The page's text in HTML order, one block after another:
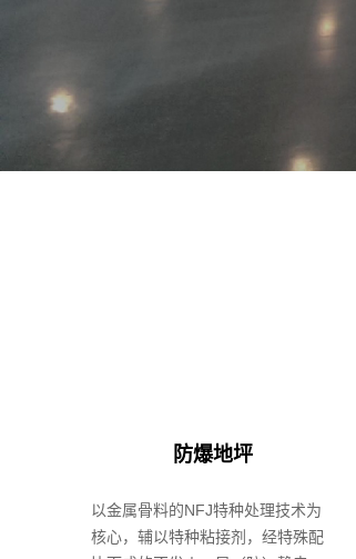
防爆地坪
以金属骨料的NFJ特种处理技术为
核心，辅以特种粘接剂，经特殊配